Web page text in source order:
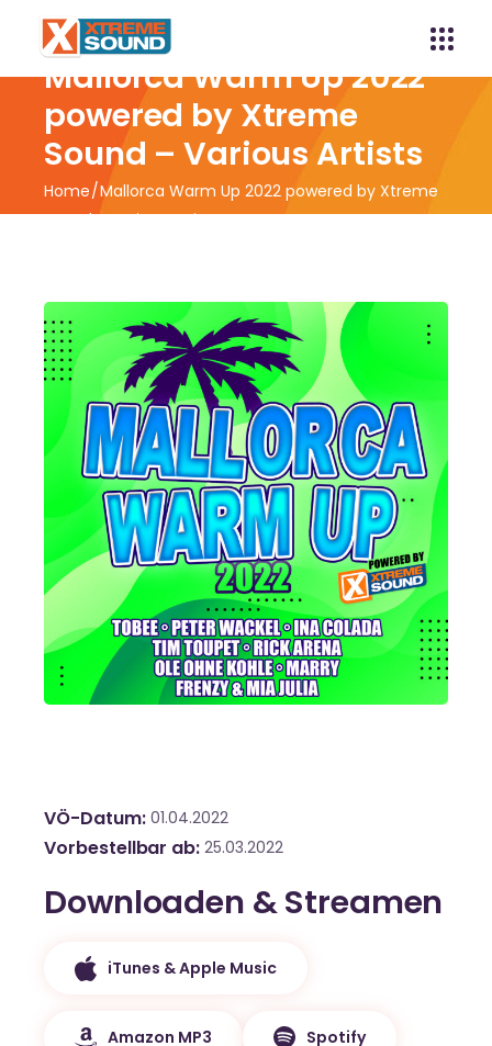
Mallorca Warm Up 2022
powered by Xtreme
Sound – Various Artists
Home Mallorca Warm Up 2022 powered by Xtreme
Sound – Various Artists
VÖ-Datum 01.04.2022
Vorbestellbar ab 25.03.2022
Downloaden & Streamen
iTunes & Apple Music
Amazon MP3 Spotify